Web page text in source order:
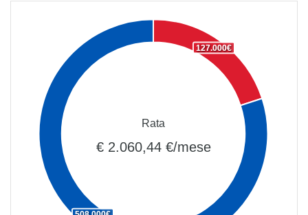
127.000€
Rata
€ 2.060,44 €/mese